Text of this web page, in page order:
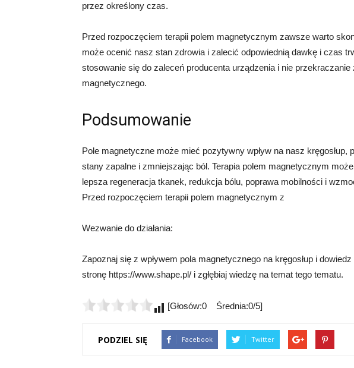
przez określony czas.
Przed rozpoczęciem terapii polem magnetycznym zawsze warto
może ocenić nasz stan zdrowia i zalecić odpowiednią dawkę i czas
stosowanie się do zaleceń producenta urządzenia i nie przekraczanie
magnetycznego.
Podsumowanie
Pole magnetyczne może mieć pozytywny wpływ na nasz kręgosłup,
stany zapalne i zmniejszając ból. Terapia polem magnetycznym
lepsza regeneracja tkanek, redukcja bólu, poprawa mobilności i
Przed rozpoczęciem terapii polem magnetycznym z
Wezwanie do działania:
Zapoznaj się z wpływem pola magnetycznego na kręgosłup i
stronę https://www.shape.pl/ i zgłębiaj wiedzę na temat tego tematu.
[Głosów:0 Średnia:0/5]
PODZIEL SIĘ Facebook Twitter